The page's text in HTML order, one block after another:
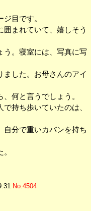
目です。
まれていて、嬉しそう
う。寝室には、写真に写
ました。お母さんのアイ
何と言うでしょう。
持ち歩いていたのは、
自分で重いカバンを持ち
No.4504